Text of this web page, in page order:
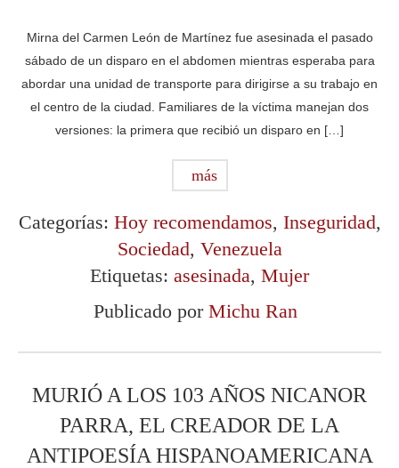
Mirna del Carmen León de Martínez fue asesinada el pasado
sábado de un disparo en el abdomen mientras esperaba para
abordar una unidad de transporte para dirigirse a su trabajo en
el centro de la ciudad. Familiares de la víctima manejan dos
versiones: la primera que recibió un disparo en […]
más
Categorías: Hoy recomendamos, Inseguridad,
Sociedad, Venezuela
Etiquetas: asesinada, Mujer
Publicado por Michu Ran
MURIÓ A LOS 103 AÑOS NICANOR
PARRA, EL CREADOR DE LA
ANTIPOESÍA HISPANOAMERICANA